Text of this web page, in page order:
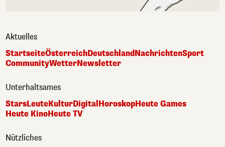
Aktuelles
StartseiteÖsterreichDeutschlandNachrichtenSport
CommunityWetterNewsletter
Unterhaltsames
StarsLeuteKulturDigitalHoroskopHeute Games
Heute KinoHeute TV
Nützliches